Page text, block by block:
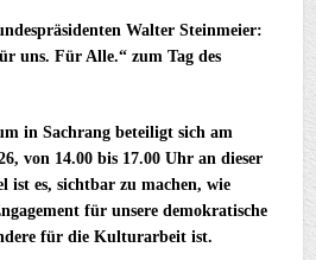
Walter Steinmeier:
uns. Für Alle.“ zum Tag des
in Sachrang beteiligt sich am
von 14.00 bis 17.00 Uhr an dieser
ist es, sichtbar zu machen, wie
für unsere demokratische
für die Kulturarbeit ist.